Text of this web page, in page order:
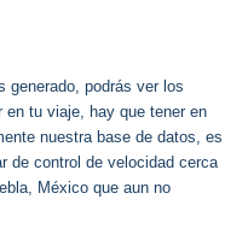
generado, podrás ver los
tu viaje, hay que tener en
nuestra base de datos, es
de control de velocidad cerca
México que aun no